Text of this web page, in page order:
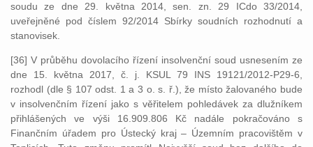
soudu ze dne 29. května 2014, sen. zn. 29 ICdo 33/2014,
uveřejněné pod číslem 92/2014 Sbírky soudních rozhodnutí a
stanovisek.
[36] V průběhu dovolacího řízení insolvenční soud usnesením ze
dne 15. května 2017, č. j. KSUL 79 INS 19121/2012-P29-6,
rozhodl (dle § 107 odst. 1 a 3 o. s. ř.), že místo žalovaného bude
v insolvenčním řízení jako s věřitelem pohledávek za dlužníkem
přihlášených ve výši 16.909.806 Kč nadále pokračováno s
Finančním úřadem pro Ústecký kraj – Územním pracovištěm v